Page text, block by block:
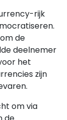
rijk
de
deelnemer
het
zijn
om via